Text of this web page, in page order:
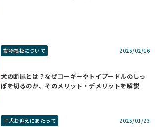
動物福祉について 2025/02/16
犬の断尾とは？なぜコーギーやトイプードルのしっ
ぽを切るのか、そのメリット・デメリットを解説
子犬お迎えにあたって 2025/01/23